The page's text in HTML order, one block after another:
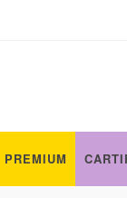
PREMIUM